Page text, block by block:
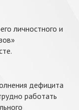
личностного и
дефицита
работать